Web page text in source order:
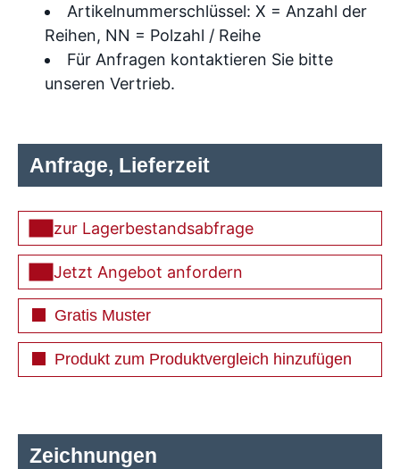
Artikelnummerschlüssel: X = Anzahl der
Reihen, NN = Polzahl / Reihe
Für Anfragen kontaktieren Sie bitte
unseren Vertrieb.
Zeichnungen
Anfrage, Lieferzeit
zur Lagerbestandsabfrage
Jetzt Angebot anfordern
Gratis Muster
Produkt zum Produktvergleich hinzufügen